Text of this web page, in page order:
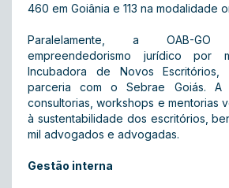
460 em Goiânia e 113 na modalidade
Paralelamente, a OAB-
empreendedorismo jurídico por
Incubadora de Novos Escritórios,
parceria com o Sebrae Goiás. A
consultorias, workshops e mentorias
à sustentabilidade dos escritórios,
mil advogados e advogadas.
Gestão interna